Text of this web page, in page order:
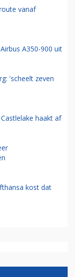
vanaf
A350-900 uit
'scheelt zeven
haakt af
kost dat